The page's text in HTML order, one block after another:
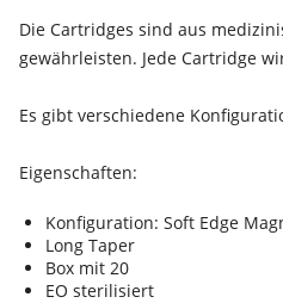
Die Cartridges sind aus
gewährleisten. Jede Cartridge
Es gibt verschiedene
Eigenschaften:
Konfiguration: Soft Edge
Long Taper
Box mit 20
EO sterilisiert